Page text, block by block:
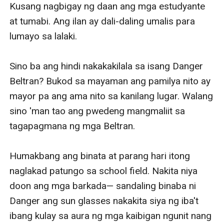
Kusang nagbigay ng daan ang mga estudyante
at tumabi. Ang ilan ay dali-daling umalis para
lumayo sa lalaki.
Sino ba ang hindi nakakakilala sa isang Danger
Beltran? Bukod sa mayaman ang pamilya nito ay
mayor pa ang ama nito sa kanilang lugar. Walang
sino 'man tao ang pwedeng mangmaliit sa
tagapagmana ng mga Beltran.
Humakbang ang binata at parang hari itong
naglakad patungo sa school field. Nakita niya
doon ang mga barkada— sandaling binaba ni
Danger ang sun glasses nakakita siya ng iba't
ibang kulay sa aura ng mga kaibigan ngunit nang